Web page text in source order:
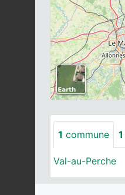
1 commune 1
Val-au-Perche